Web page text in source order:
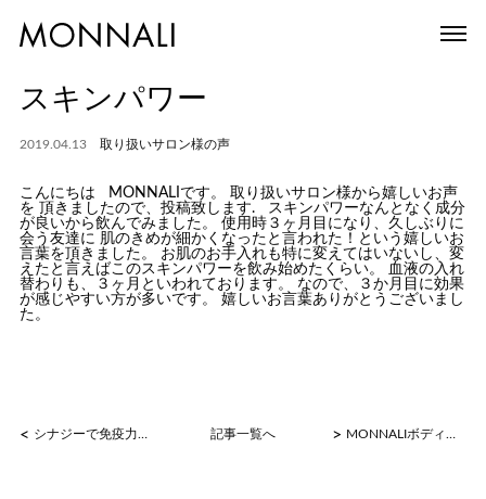
スキンパワー
2019.04.13 取り扱いサロン様の声
こんにちは MONNALIです。 取り扱いサロン様から嬉しいお声
を 頂きましたので、投稿致します. スキンパワーなんとなく成分
が良いから飲んでみました。 使用時３ヶ月目になり、久しぶりに
会う友達に 肌のきめが細かくなったと言われた！という嬉しいお
言葉を頂きました。 お肌のお手入れも特に変えてはいないし、変
えたと言えばこのスキンパワーを飲み始めたくらい。 血液の入れ
替わりも、３ヶ月といわれております。 なので、３か月目に効果
が感じやすい方が多いです。 嬉しいお言葉ありがとうございまし
た。
< シナジーで免疫力アップ 記事一覧へ > MONNALIボディのケア